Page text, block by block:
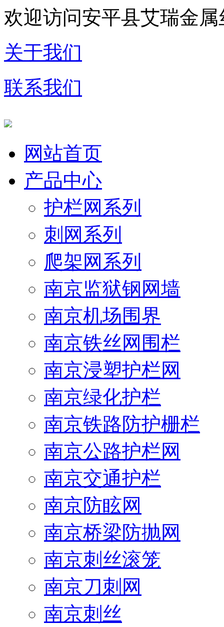
欢迎访问安平县艾瑞金
关于我们
联系我们
网站首页
产品中心
护栏网系列
刺网系列
爬架网系列
南京监狱钢网墙
南京机场围界
南京铁丝网围栏
南京浸塑护栏网
南京绿化护栏
南京铁路防护栅栏
南京公路护栏网
南京交通护栏
南京防眩网
南京桥梁防抛网
南京刺丝滚笼
南京刀刺网
南京刺丝